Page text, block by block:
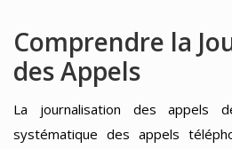
Comprendre la
des Appels
La journalisation des appels
systématique des appels